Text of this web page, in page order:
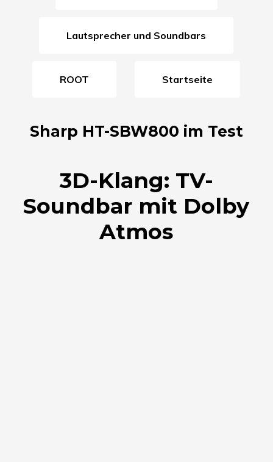
Lautsprecher und Soundbars
ROOT Startseite
Sharp HT-SBW800 im Test
3D-Klang: TV-
Soundbar mit Dolby
Atmos